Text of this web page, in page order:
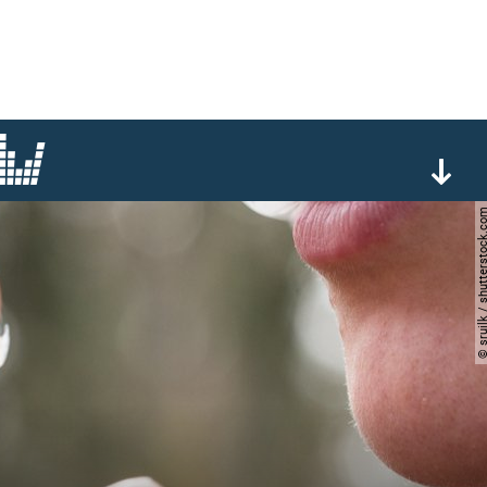
© sruilk / shutterstock.com